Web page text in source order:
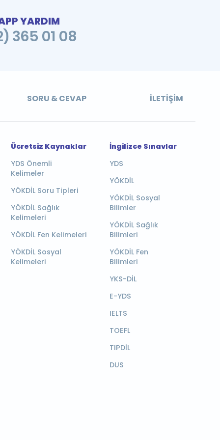
YARDIM
365 01 08
SORU & CEVAP İLETIŞIM
Ücretsiz Kaynaklar
YDS Önemli
Kelimeler
YÖKDİL Soru Tipleri
YÖKDİL Sağlık
Kelimeleri
YÖKDİL Fen Kelimeleri
YÖKDİL Sosyal
Kelimeleri
İngilizce Sınavlar
YDS
YÖKDİL
YÖKDİL Sosyal
Bilimler
YÖKDİL Sağlık
Bilimleri
YÖKDİL Fen
Bilimleri
YKS-DİL
E-YDS
IELTS
TOEFL
TIPDİL
DUS